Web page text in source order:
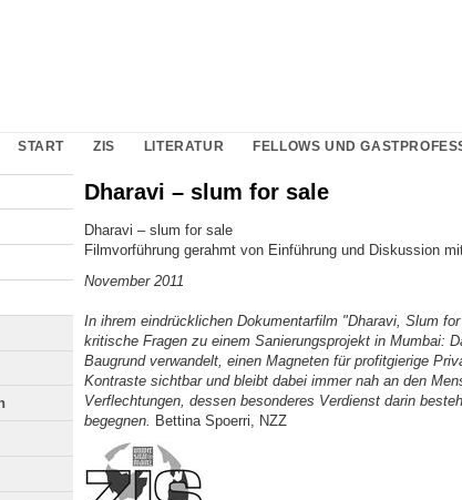
START ZIS LITERATUR FELLOWS UND
Dharavi – slum for sale
Dharavi – slum for sale
Filmvorführung gerahmt von Einführung und Diskussion
November 2011
In ihrem eindrücklichen Dokumentarfilm "Dharavi, Slum
kritische Fragen zu einem Sanierungsprojekt in Mumbai:
Baugrund verwandelt, einen Magneten für profitgierige
Kontraste sichtbar und bleibt dabei immer nah an den
Verflechtungen, dessen besonderes Verdienst darin
begegnen. Bettina Spoerri, NZZ